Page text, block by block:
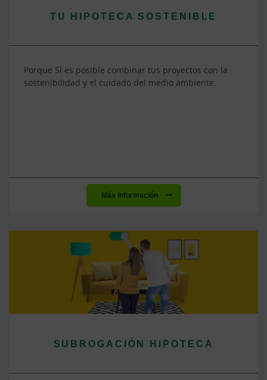
TU HIPOTECA SOSTENIBLE
Porque SÍ es posible combinar tus proyectos con la
sostenibilidad y el cuidado del medio ambiente.
Más información
SUBROGACIÓN HIPOTECA